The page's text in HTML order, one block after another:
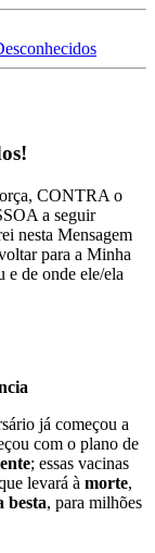
CONTRA o
a seguir
nesta Mensagem
para a Minha
e de onde ele/ela
já começou a
com o plano de
; essas vacinas
levará à morte,
besta, para milhões